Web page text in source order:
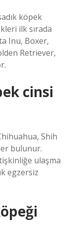
köpek
ilk sırada
Inu, Boxer,
Retriever,
cinsi
Shih
bulunur.
ulaşma
egzersiz